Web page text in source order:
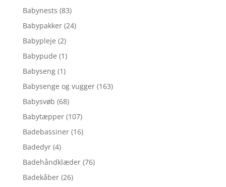
Babynests (83)
Babypakker (24)
Babypleje (2)
Babypude (1)
Babyseng (1)
Babysenge og vugger (163)
Babysvøb (68)
Babytæpper (107)
Badebassiner (16)
Badedyr (4)
Badehåndklæder (76)
Badekåber (26)